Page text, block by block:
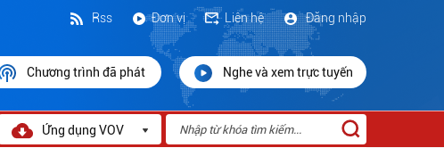
Đăng nhập
Liên hệ
Đơn vị
Rss
Chương trình đã phát Nghe và xem trực tuyến
Ứng dụng VOV